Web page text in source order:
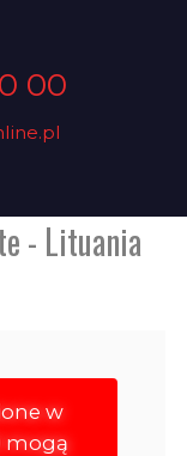
00
- Lituania
w
mogą